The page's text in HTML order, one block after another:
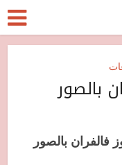
بالصور
بالصور